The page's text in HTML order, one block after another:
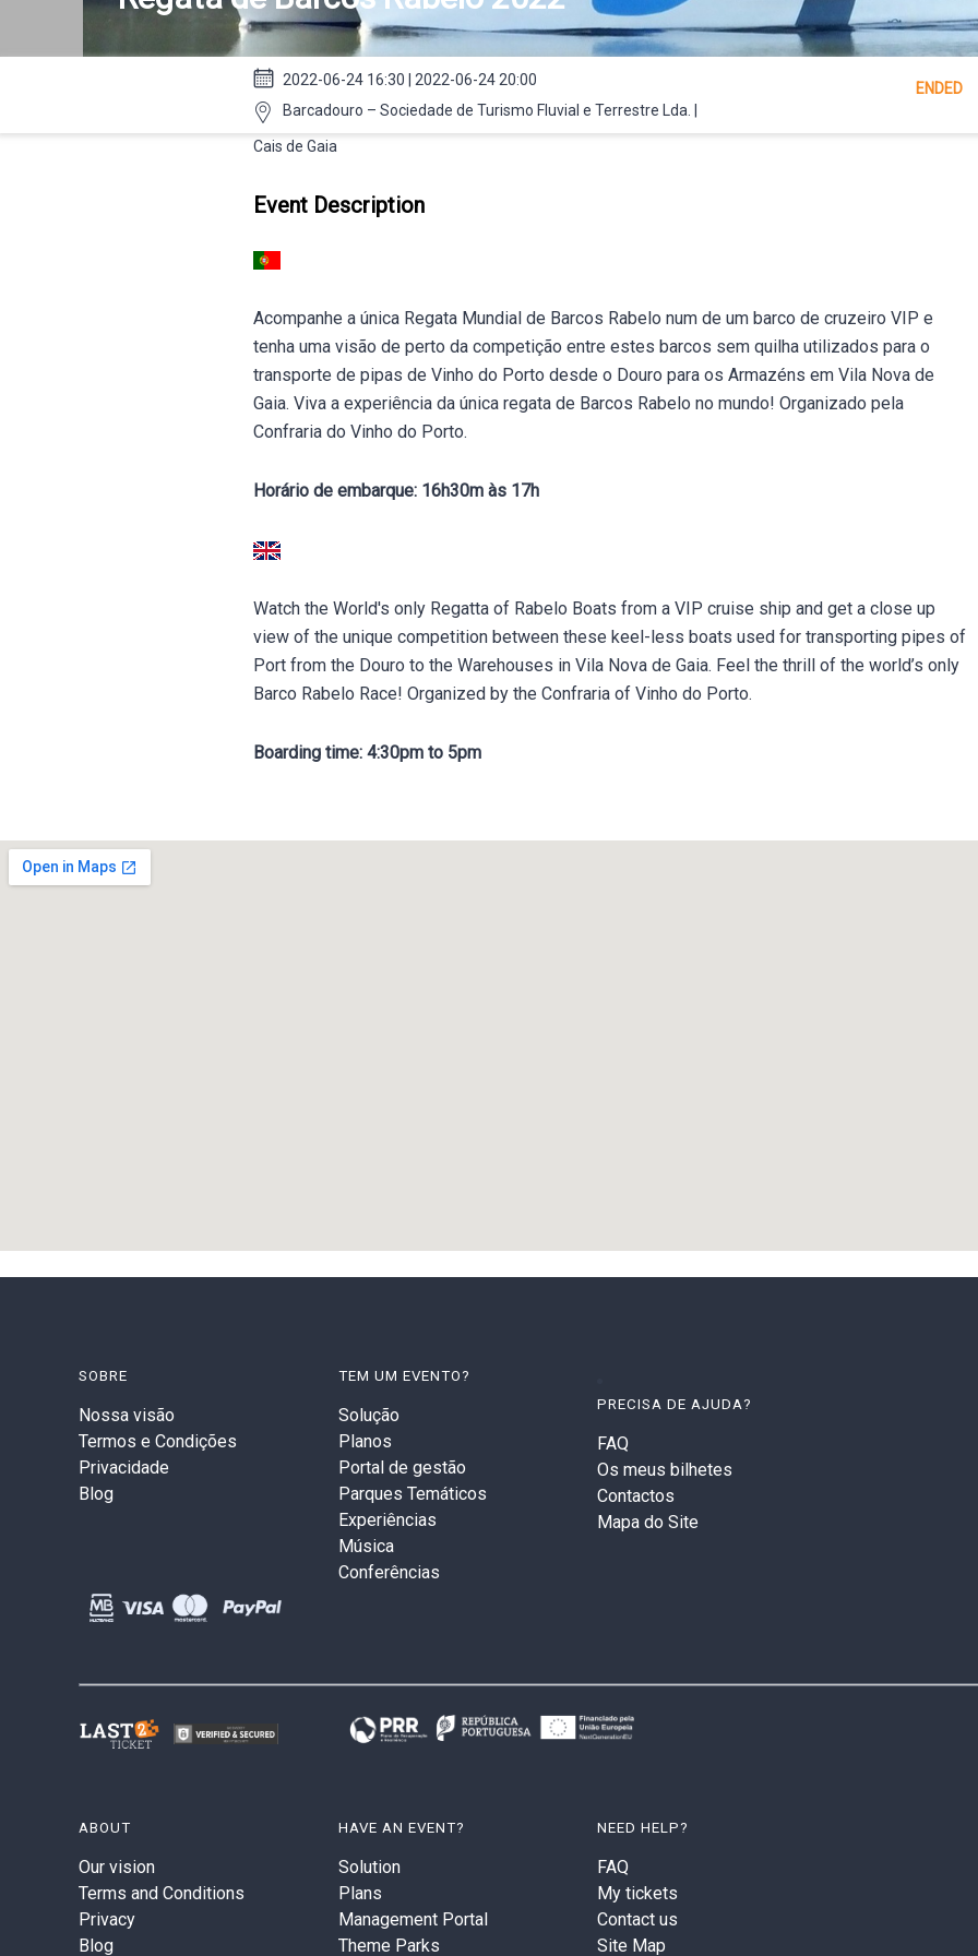
2022-06-24 16:30 | 2022-06-24 20:00
Barcadouro – Sociedade de Turismo Fluvial e Terrestre Lda. |
Cais de Gaia
ENDED
Event Description
Acompanhe a única Regata Mundial de Barcos Rabelo num de um barco de cruzeiro VIP e
tenha uma visão de perto da competição entre estes barcos sem quilha utilizados para o
transporte de pipas de Vinho do Porto desde o Douro para os Armazéns em Vila Nova de
Gaia. Viva a experiência da única regata de Barcos Rabelo no mundo! Organizado pela
Confraria do Vinho do Porto.
Horário de embarque: 16h30m às 17h
Watch the World's only Regatta of Rabelo Boats from a VIP cruise ship and get a close up
view of the unique competition between these keel-less boats used for transporting pipes of
Port from the Douro to the Warehouses in Vila Nova de Gaia. Feel the thrill of the world’s only
Barco Rabelo Race! Organized by the Confraria of Vinho do Porto.
Boarding time: 4:30pm to 5pm
SOBRE
Nossa visão
Termos e Condições
Privacidade
Blog
TEM UM EVENTO?
Solução
Planos
Portal de gestão
Parques Temáticos
Experiências
Música
Conferências
PRECISA DE AJUDA?
FAQ
Os meus bilhetes
Contactos
Mapa do Site
ABOUT
Our vision
Terms and Conditions
Privacy
Blog
HAVE AN EVENT?
Solution
Plans
Management Portal
Theme Parks
NEED HELP?
FAQ
My tickets
Contact us
Site Map